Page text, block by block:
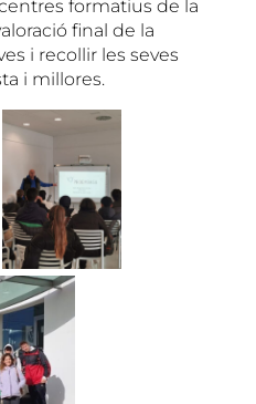
formatius de la
final de la
i recollir les seves
i millores.